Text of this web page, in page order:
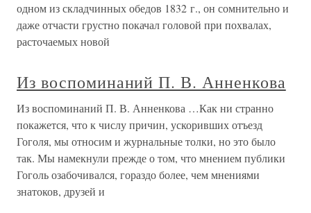
одном из складчинных обедов 1832 г., он сомнительно и
даже отчасти грустно покачал головой при похвалах,
расточаемых новой
Из воспоминаний П. В. Анненкова
Из воспоминаний П. В. Анненкова …Как ни странно
покажется, что к числу причин, ускоривших отъезд
Гоголя, мы относим и журнальные толки, но это было
так. Мы намекнули прежде о том, что мнением публики
Гоголь озабочивался, гораздо более, чем мнениями
знатоков, друзей и